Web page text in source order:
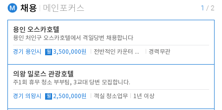
채용 메인포커스 1 / 2
용인 오스카호텔
용인 처인구 오스카호텔에서 격일당번 채용합니다
경기 용인시 월 3,500,000원 전반적인 카운터 업무 경력무관
의왕 밀로스 관광호텔
주1회 휴무 청소 부부팀, 3교대 당번 모집합니다.
경기 의왕시 월 2,500,000원 객실 청소업무 1년 이상